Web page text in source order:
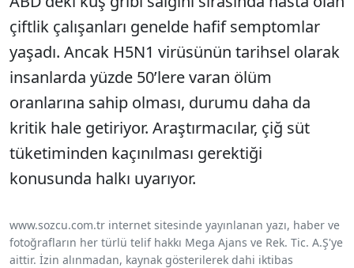
çiftlik çalışanları genelde hafif semptomlar
yaşadı. Ancak H5N1 virüsünün tarihsel olarak
insanlarda yüzde 50’lere varan ölüm
oranlarına sahip olması, durumu daha da
kritik hale getiriyor. Araştırmacılar, çiğ süt
tüketiminden kaçınılması gerektiği
konusunda halkı uyarıyor.
www.sozcu.com.tr internet sitesinde yayınlanan yazı, haber ve
fotoğrafların her türlü telif hakkı Mega Ajans ve Rek. Tic. A.Ş'ye
aittir. İzin alınmadan, kaynak gösterilerek dahi iktibas